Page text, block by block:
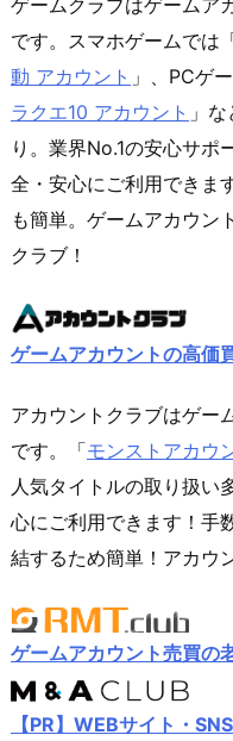
ゲームクラブはゲームア
です。スマホゲームでは
動 アカウント 」、PCゲ
ラクエ10 アカウント 」
り。業界No.1の安心サポ
全・安心にご利用できま
も簡単。ゲームアカウン
クラブ！
ゲームアカウントの高価
アカウントクラブはゲー
です。「モンストアカウ
人気タイトルの取り扱い
心にご利用できます！手
結するため簡単！アカウ
ゲームアカウント売買の
【PR】WEBサイト・